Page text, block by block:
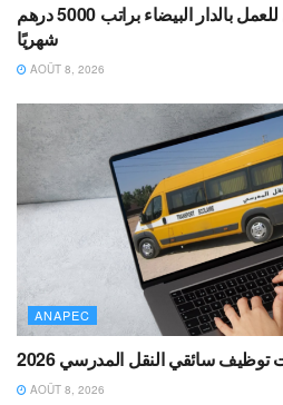
أنابيك: تشغيل مربية أطفال للعمل بالدار البيضاء براتب 5000 درهم
شهريًا
AOÛT 8, 2026
ANAPEC
توظيف سائقي النقل المدرسي 2026
AOÛT 8, 2026